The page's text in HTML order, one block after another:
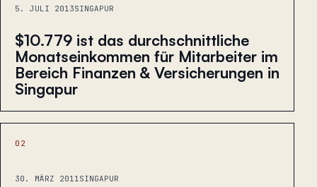
5. JULI 2013SINGAPUR
$10.779 ist das durchschnittliche
Monatseinkommen für Mitarbeiter im
Bereich Finanzen & Versicherungen in
Singapur
02
30. MÄRZ 2011SINGAPUR